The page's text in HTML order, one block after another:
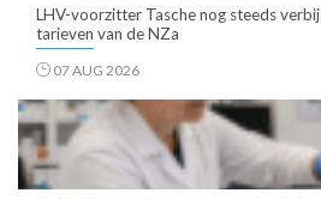
LHV-voorzitter Tasche nog steeds
tarieven van de NZa
07 AUG 2026